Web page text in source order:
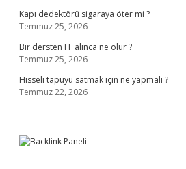
Kapı dedektörü sigaraya öter mi ?
Temmuz 25, 2026
Bir dersten FF alınca ne olur ?
Temmuz 25, 2026
Hisseli tapuyu satmak için ne yapmalı ?
Temmuz 22, 2026